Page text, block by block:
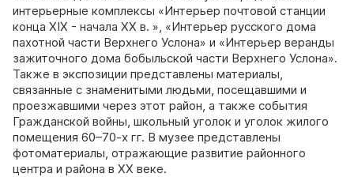
интерьерные комплексы «Интерьер почтовой станции
конца XIX - начала ХХ в. », «Интерьер русского дома
пахотной части Верхнего Услона» и «Интерьер веранды
зажиточного дома бобыльской части Верхнего Услона».
Также в экспозиции представлены материалы,
связанные с знаменитыми людьми, посещавшими и
проезжавшими через этот район, а также события
Гражданской войны, школьный уголок и уголок жилого
помещения 60–70-х гг. В музее представлены
фотоматериалы, отражающие развитие районного
центра и района в ХХ веке.